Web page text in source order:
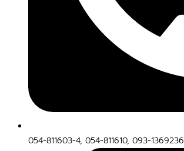
054-811603-4, 054-811610, 093-1369236